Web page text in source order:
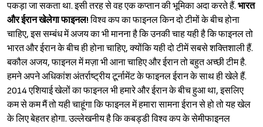
Sign in
पकड़ा जा सकता था. इसी तरह से वह एक कप्तान की भूमिका अदा करते हैं. भारत
और ईरान खेलेगा फाइनल!विश्‍व कप का फाइनल किन दो टीमों के बीच होना
चाहिए, इस सम्बंध में अजय का भी मानना है कि उनकी चाह यही है कि फाइनल तो
भारत और ईरान के बीच ही होना चाहिए, क्योंकि यही दो टीमें सबसे शक्तिशाली हैं.
बकौल अजय, फाइनल में मज़ा भी आना चाहिए और ईरान तो बहुत अच्छी टीम है.
हमने अपने अधिकांश अंतर्राष्ट्रीय टूर्नामेंट के फाइनल ईरान के साथ ही खेले हैं.
2014 एशियाई खेलों का फाइनल भी हमारे और ईरान के बीच हुआ था, इसलिए
कम से कम मैं तो यही चाहूंगा कि फाइनल में हमारा सामना ईरान से हो तो यह खेल
के लिए बेहतर होगा. उल्लेखनीय है कि कबड्डी विश्व कप के सेमीफाइनल